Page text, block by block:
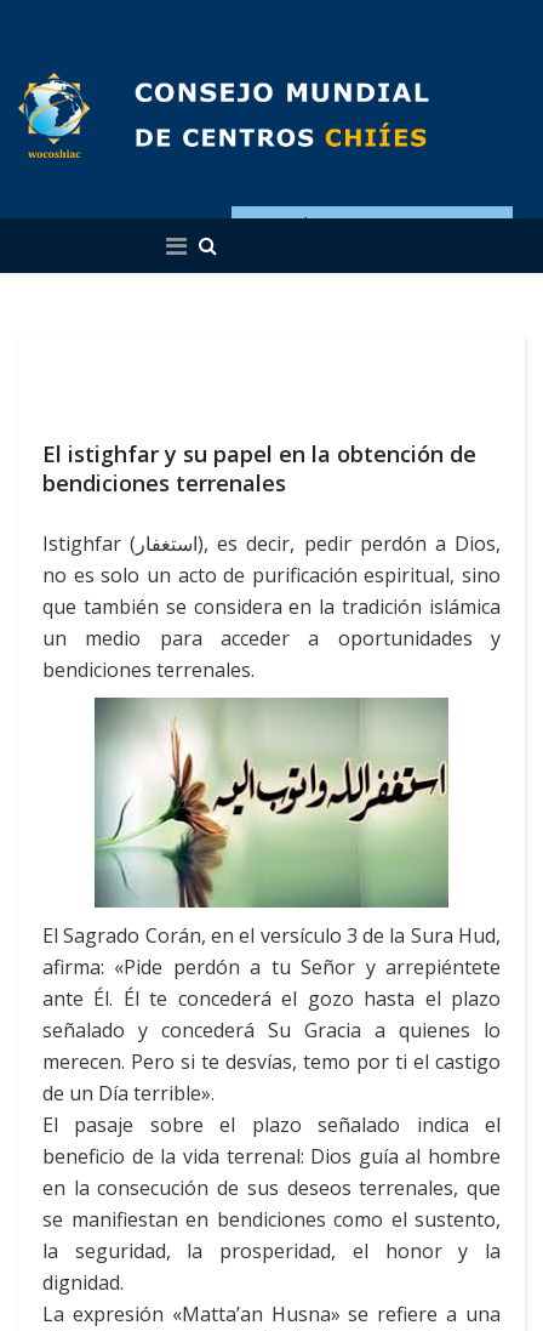
Español
El istighfar y su papel en la obtención de
bendiciones terrenales
Istighfar (استغفار), es decir, pedir perdón a Dios,
no es solo un acto de purificación espiritual, sino
que también se considera en la tradición islámica
un medio para acceder a oportunidades y
bendiciones terrenales.
El Sagrado Corán, en el versículo 3 de la Sura Hud,
afirma: «Pide perdón a tu Señor y arrepiéntete
ante Él. Él te concederá el gozo hasta el plazo
señalado y concederá Su Gracia a quienes lo
merecen. Pero si te desvías, temo por ti el castigo
de un Día terrible».
El pasaje sobre el plazo señalado indica el
beneficio de la vida terrenal: Dios guía al hombre
en la consecución de sus deseos terrenales, que
se manifiestan en bendiciones como el sustento,
la seguridad, la prosperidad, el honor y la
dignidad.
La expresión «Matta’an Husna» se refiere a una